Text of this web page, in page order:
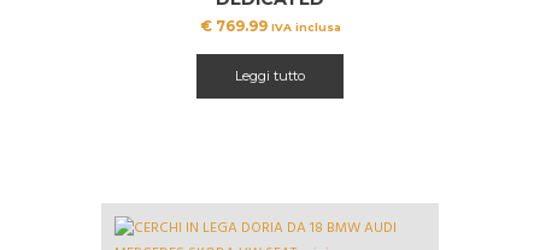
€769.99 IVA inclusa
Leggi tutto